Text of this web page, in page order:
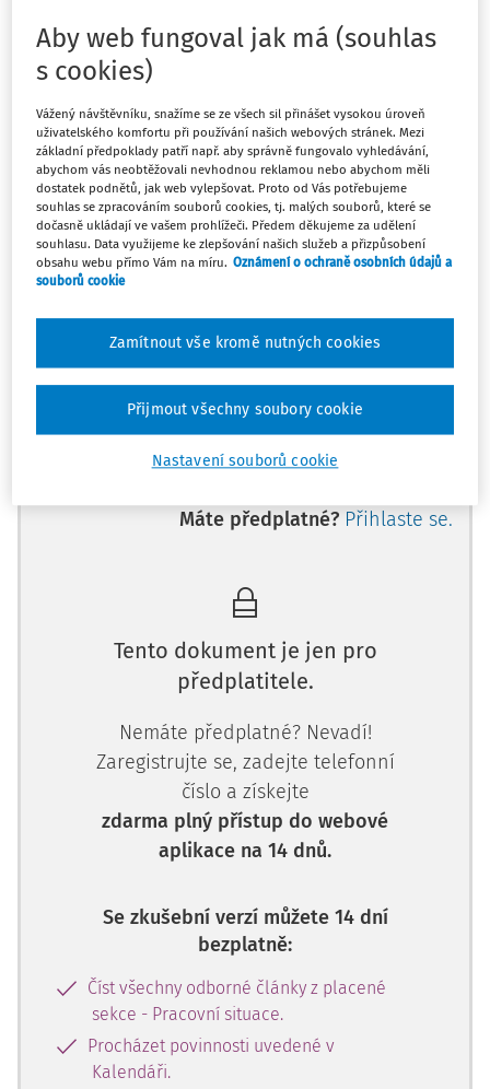
a situace, se kterými se tito žáci denně potýkají a které
mají velmi často také přesah mimo proces vzdělávání a
zasahují mnohem širší rámec s dopadem do osobního
života. V textu níže bych ráda osvětlila jen něco málo z
možných přístupů a strategií, které lze využít k podpoře
a usnadnění inkluzivního vzdělávacího procesu žáků s
vývojovou dysfázií.
Inkluze, vzdělávání žáků s
vývojovou dysfázií a digitální
technologie
Využívání digitálních nástrojů k usnadnění osvojování
jazykových kompetencí, čtení a psaní zatím není rozšířeno
Máte předplatné? Přihlaste se.
Tento dokument je jen pro
předplatitele.
Nemáte předplatné? Nevadí!
Zaregistrujte se, zadejte telefonní
číslo a získejte
zdarma plný přístup do webové
aplikace na 14 dnů.
Se zkušební verzí můžete 14 dní
bezplatně:
Číst všechny odborné články z placené
sekce - Pracovní situace.
Procházet povinnosti uvedené v
Kalendáři.
Aby web fungoval jak má (souhlas
s cookies)
Vážený návštěvníku, snažíme se ze všech sil přinášet vysokou úroveň
uživatelského komfortu při používání našich webových stránek. Mezi
základní předpoklady patří např. aby správně fungovalo vyhledávání,
abychom vás neobtěžovali nevhodnou reklamou nebo abychom měli
dostatek podnětů, jak web vylepšovat. Proto od Vás potřebujeme
souhlas se zpracováním souborů cookies, tj. malých souborů, které se
dočasně ukládají ve vašem prohlížeči. Předem děkujeme za udělení
souhlasu. Data využijeme ke zlepšování našich služeb a přizpůsobení
obsahu webu přímo Vám na míru. Oznámení o ochraně osobních údajů a
souborů cookie
Nastavení souborů cookie
Zamítnout vše kromě nutných cookies
Přijmout všechny soubory cookie